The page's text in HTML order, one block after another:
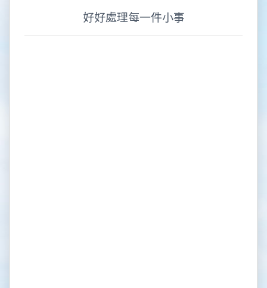
好好處理每一件小事